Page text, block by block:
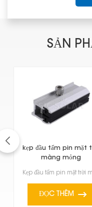
SẢN
kẹp đầu tấm pin mặt
màng mỏng
ĐỌC THÊM